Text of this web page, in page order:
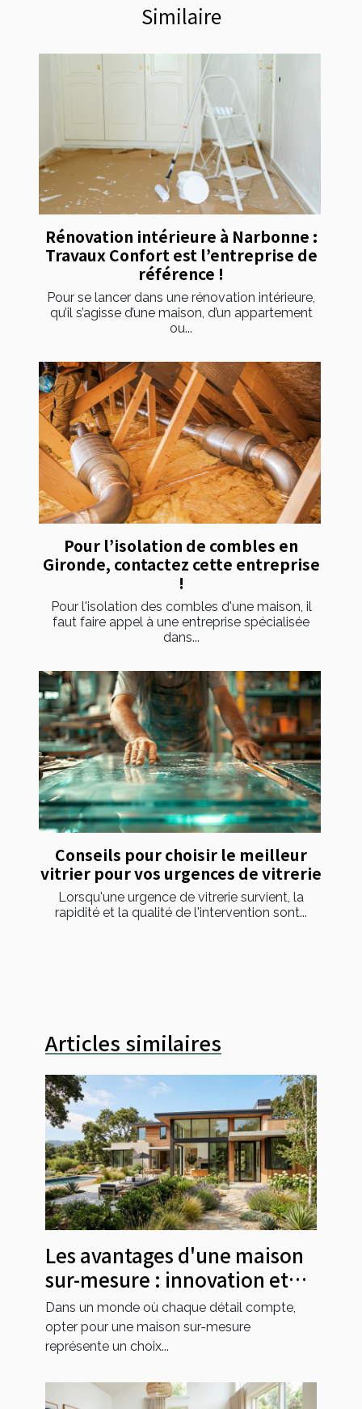
Similaire
Rénovation intérieure à Narbonne :
Travaux Confort est l’entreprise de
référence !
Pour se lancer dans une rénovation intérieure,
qu’il s’agisse d’une maison, d’un appartement
ou...
Pour l’isolation de combles en
Gironde, contactez cette entreprise
!
Pour l'isolation des combles d'une maison, il
faut faire appel à une entreprise spécialisée
dans...
Conseils pour choisir le meilleur
vitrier pour vos urgences de vitrerie
Lorsqu'une urgence de vitrerie survient, la
rapidité et la qualité de l'intervention sont...
Articles similaires
Les avantages d'une maison
sur-mesure : innovation et
personnalisation
Dans un monde où chaque détail compte,
opter pour une maison sur-mesure
représente un choix...